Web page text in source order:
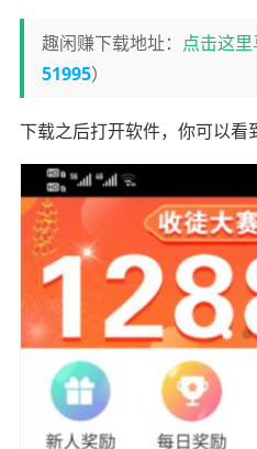
趣闲赚下载地址： 点击这
51995）
下载之后打开软件，你可以看